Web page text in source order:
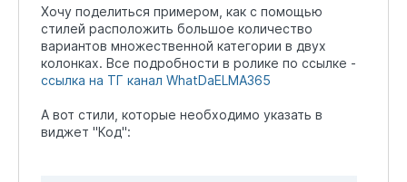
Хочу поделиться примером, как с помощью
стилей расположить большое количество
вариантов множественной категории в двух
колонках. Все подробности в ролике по ссылке -
ссылка на ТГ канал WhatDaELMA365
А вот стили, которые необходимо указать в
виджет "Код":